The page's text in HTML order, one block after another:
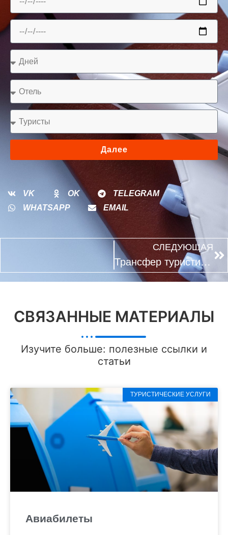
Далее
VK OK
TELEGRAM
WHATSAPP
EMAIL
СЛЕДУЮЩАЯ
Трансфер туристический
СВЯЗАННЫЕ МАТЕРИАЛЫ
Изучите больше: полезные ссылки и
статьи
ТУРИСТИЧЕСКИЕ УСЛУГИ
Авиабилеты